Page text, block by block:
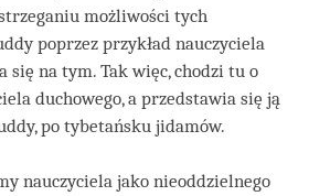
możliwości tych
poprzez przykład nauczyciela
się na tym. Tak więc, chodzi tu o
duchowego, a przedstawia się ją
po tybetańsku jidamów.
nauczyciela jako nieoddzielnego